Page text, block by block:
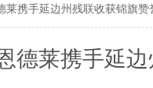
莱携手延边州残联收获锦旗赞
德莱携手延